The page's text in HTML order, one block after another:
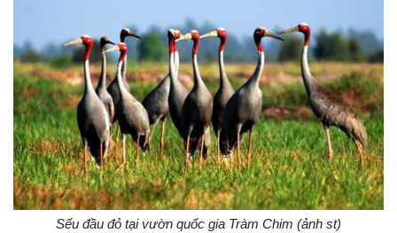
Sếu đầu đỏ tại vườn quốc gia Tràm Chim (ảnh st)